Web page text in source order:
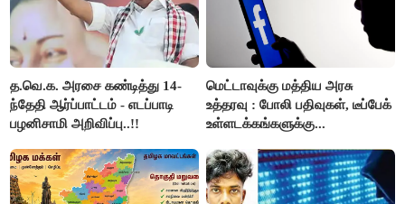
த.வெ.க. அரசை கண்டித்து 14-
ந்தேதி ஆர்ப்பாட்டம் - எடப்பாடி
பழனிசாமி அறிவிப்பு..!!
மெட்டாவுக்கு மத்திய அரசு
உத்தரவு : போலி பதிவுகள், டீப்பேக்
உள்ளடக்கங்களுக்கு...